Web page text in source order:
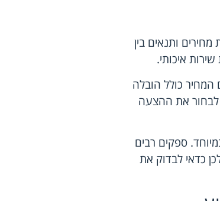
ותנאים בין
איכותי.
כולל הובלה
לבחור את ההצעה
ספקים רבים
כדאי לבדוק את